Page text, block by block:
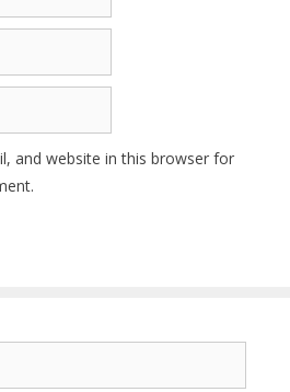
and website in this browser for